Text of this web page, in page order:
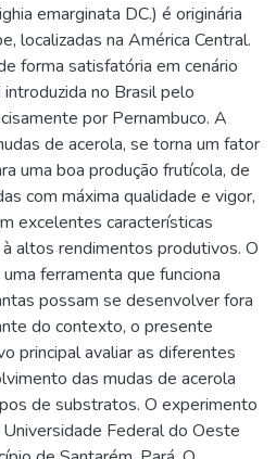
emarginata DC.) é originária
localizadas na América Central.
forma satisfatória em cenário
no Brasil pelo
por Pernambuco. A
de acerola, se torna um fator
uma boa produção frutícola, de
com máxima qualidade e vigor,
excelentes características
altos rendimentos produtivos. O
ferramenta que funciona
possam se desenvolver fora
do contexto, o presente
principal avaliar as diferentes
das mudas de acerola
de substratos. O experimento
Federal do Oeste